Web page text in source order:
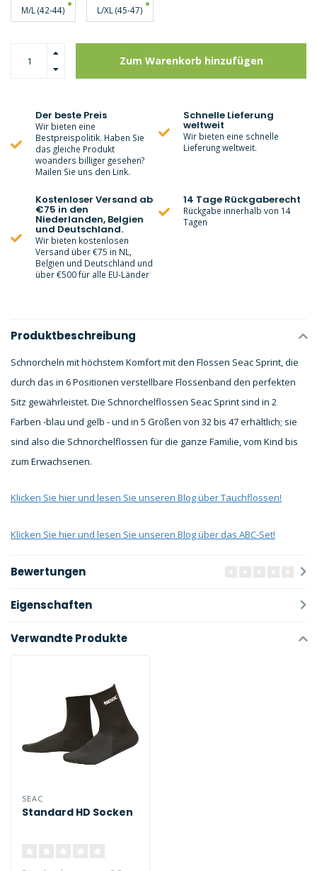
M/L (42-44) L/XL (45-47)
Zum Warenkorb hinzufügen
Der beste Preis
Wir bieten eine
Bestpreispolitik. Haben Sie
das gleiche Produkt
woanders billiger gesehen?
Mailen Sie uns den Link.
Schnelle Lieferung
weltweit
Wir bieten eine schnelle
Lieferung weltweit.
Kostenloser Versand ab
€75 in den
Niederlanden, Belgien
und Deutschland.
Wir bieten kostenlosen
Versand über €75 in NL,
Belgien und Deutschland und
über €500 für alle EU-Länder
14 Tage Rückgaberecht
Rückgabe innerhalb von 14
Tagen
Produktbeschreibung
Schnorcheln mit höchstem Komfort mit den Flossen Seac Sprint, die
durch das in 6 Positionen verstellbare Flossenband den perfekten
Sitz gewährleistet. Die Schnorchelflossen Seac Sprint sind in 2
Farben -blau und gelb - und in 5 Größen von 32 bis 47 erhältlich; sie
sind also die Schnorchelflossen für die ganze Familie, vom Kind bis
zum Erwachsenen.
Klicken Sie hier und lesen Sie unseren Blog über Tauchflossen!
Klicken Sie hier und lesen Sie unseren Blog über das ABC-Set!
Bewertungen
Eigenschaften
Verwandte Produkte
SEAC
Standard HD Socken